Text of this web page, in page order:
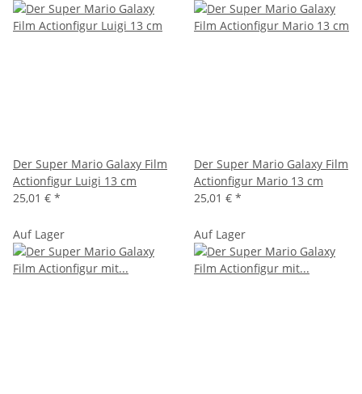
Der Super Mario Galaxy Film
Actionfigur Luigi 13 cm
25,01 € *
Der Super Mario Galaxy Film
Actionfigur Mario 13 cm
25,01 € *
Auf Lager Auf Lager